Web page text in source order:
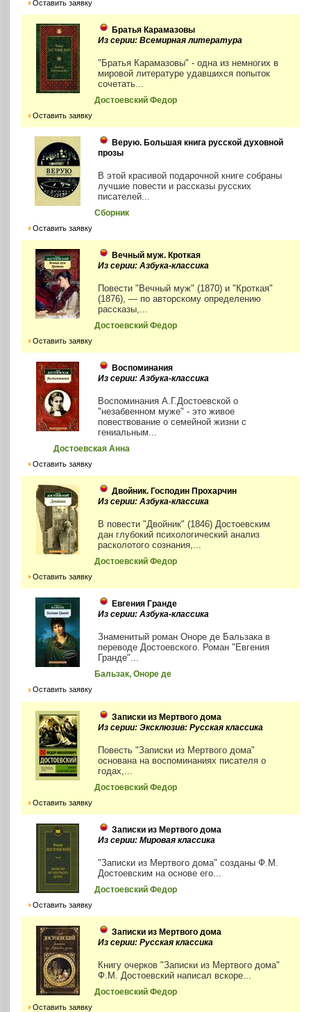
Оставить заявку
Братья Карамазовы
Из серии: Всемирная литература
"Братья Карамазовы" - одна из немногих в
мировой литературе удавшихся попыток
сочетать...
Достоевский Федор
Оставить заявку
Верую. Большая книга русской духовной
прозы
В этой красивой подарочной книге собраны
лучшие повести и рассказы русских
писателей...
Сборник
Оставить заявку
Вечный муж. Кроткая
Из серии: Азбука-классика
Повести "Вечный муж" (1870) и "Кроткая"
(1876), — по авторскому определению
рассказы,...
Достоевский Федор
Оставить заявку
Воспоминания
Из серии: Азбука-классика
Воспоминания А.Г.Достоевской о
"незабвенном муже" - это живое
повествование о семейной жизни с
гениальным...
Достоевская Анна
Оставить заявку
Двойник. Господин Прохарчин
Из серии: Азбука-классика
В повести "Двойник" (1846) Достоевским
дан глубокий психологический анализ
расколотого сознания,...
Достоевский Федор
Оставить заявку
Евгения Гранде
Из серии: Азбука-классика
Знаменитый роман Оноре де Бальзака в
переводе Достоевского. Роман "Евгения
Гранде"...
Бальзак, Оноре де
Оставить заявку
Записки из Мертвого дома
Из серии: Эксклюзив: Русская классика
Повесть "Записки из Мертвого дома"
основана на воспоминаниях писателя о
годах,...
Достоевский Федор
Оставить заявку
Записки из Мертвого дома
Из серии: Мировая классика
"Записки из Мертвого дома" созданы Ф.М.
Достоевским на основе его...
Достоевский Федор
Оставить заявку
Записки из Мертвого дома
Из серии: Русская классика
Книгу очерков "Записки из Мертвого дома"
Ф.М. Достоевский написал вскоре...
Достоевский Федор
Оставить заявку